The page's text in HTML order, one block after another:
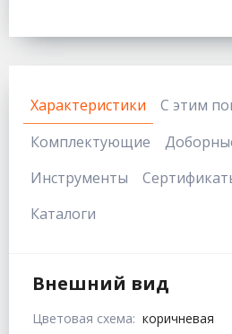
Характеристики
С этим
Комплектующие
Инструменты
Каталоги
Внешний вид
Цветовая схема: коричневая